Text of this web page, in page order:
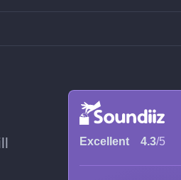
Excellent 4.3/5